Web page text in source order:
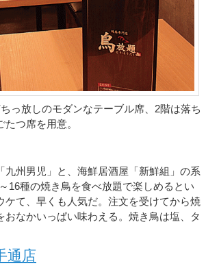
っ放しのモダンなテーブル席、2階は落ち
つ席を用意。
九州男児」と、海鮮居酒屋「新鮮組」の系
16種の焼き鳥を食べ放題で楽しめるとい
ケて、早くも人気だ。注文を受けてから焼
おなかいっぱい味わえる。焼き鳥は塩、タ
通店